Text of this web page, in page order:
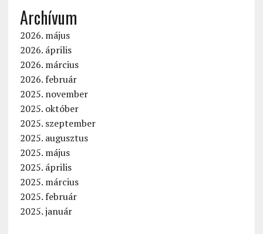
Archívum
2026. május
2026. április
2026. március
2026. február
2025. november
2025. október
2025. szeptember
2025. augusztus
2025. május
2025. április
2025. március
2025. február
2025. január